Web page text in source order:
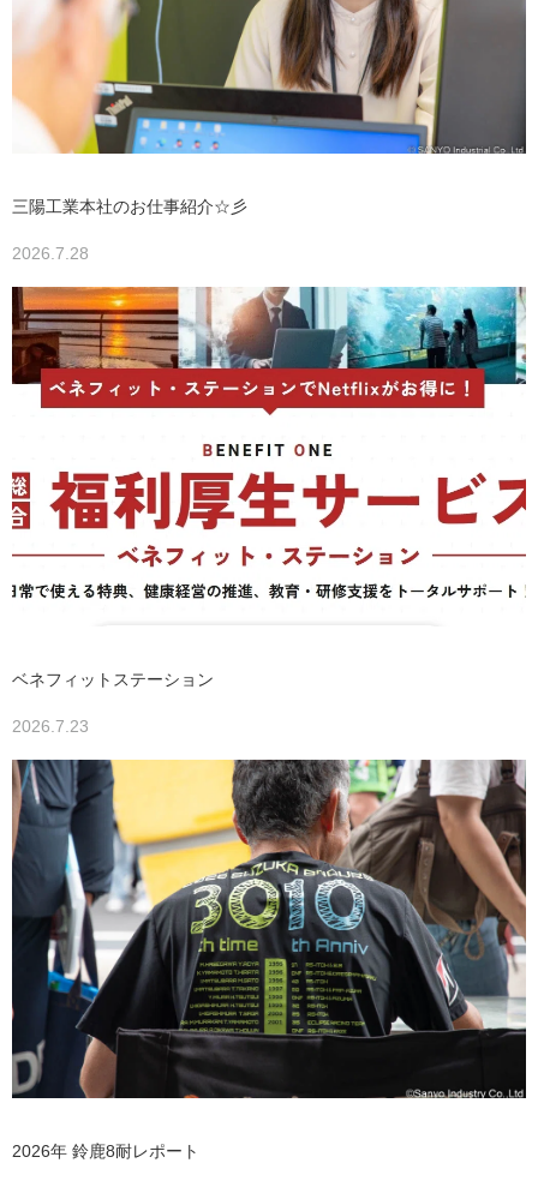
三陽工業本社のお仕事紹介☆彡
2026.7.28
ベネフィットステーション
2026.7.23
2026年 鈴鹿8耐レポート